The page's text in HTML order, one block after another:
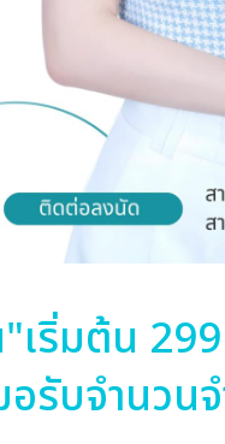
เริ่มต้น
รับจำนวน